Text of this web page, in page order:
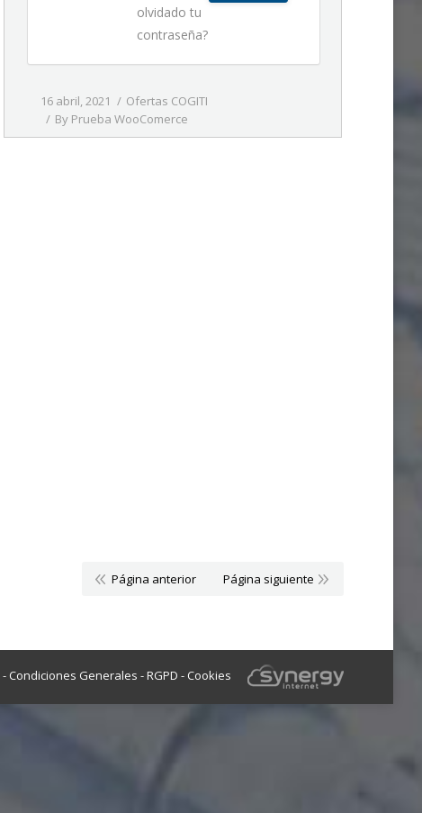
olvidado tu
contraseña?
16 abril, 2021
Ofertas COGITI
By Prueba WooComerce
Página anterior Página siguiente
-Condiciones Generales -RGPD -Cookies